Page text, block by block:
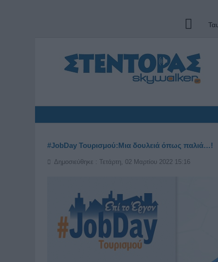
#JobDay Τουρισμού:Μια δουλειά όπως παλιά…!
Δημοσιεύθηκε : Τετάρτη, 02 Μαρτίου 2022 15:16